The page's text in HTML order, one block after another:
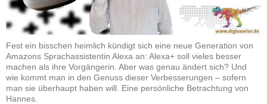
Fest ein bisschen heimlich kündigt sich eine neue Generation von
Amazons Sprachassistentin Alexa an: Alexa+ soll vieles besser
machen als ihre Vorgängerin. Aber was genau ändert sich? Und
wie kommt man in den Genuss dieser Verbesserungen – sofern
man sie überhaupt haben will. Eine persönliche Betrachtung von
Hannes.